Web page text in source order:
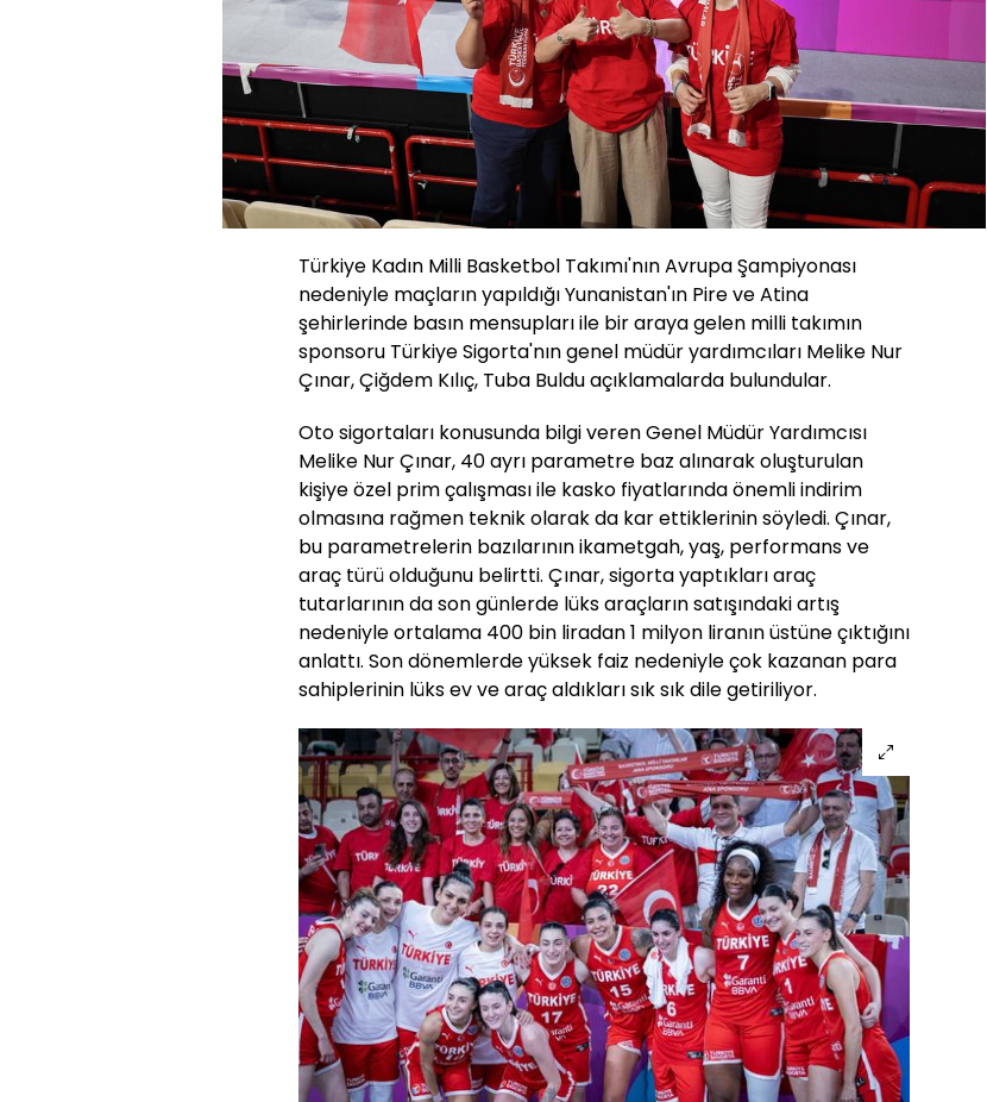
Türkiye Kadın Milli Basketbol Takımı'nın Avrupa Şampiyonası
nedeniyle maçların yapıldığı Yunanistan'ın Pire ve Atina
şehirlerinde basın mensupları ile bir araya gelen milli takımın
sponsoru Türkiye Sigorta'nın genel müdür yardımcıları Melike Nur
Çınar, Çiğdem Kılıç, Tuba Buldu açıklamalarda bulundular.
Oto sigortaları konusunda bilgi veren Genel Müdür Yardımcısı
Melike Nur Çınar, 40 ayrı parametre baz alınarak oluşturulan
kişiye özel prim çalışması ile kasko fiyatlarında önemli indirim
olmasına rağmen teknik olarak da kar ettiklerinin söyledi. Çınar,
bu parametrelerin bazılarının ikametgah, yaş, performans ve
araç türü olduğunu belirtti. Çınar, sigorta yaptıkları araç
tutarlarının da son günlerde lüks araçların satışındaki artış
nedeniyle ortalama 400 bin liradan 1 milyon liranın üstüne çıktığını
anlattı. Son dönemlerde yüksek faiz nedeniyle çok kazanan para
sahiplerinin lüks ev ve araç aldıkları sık sık dile getiriliyor.